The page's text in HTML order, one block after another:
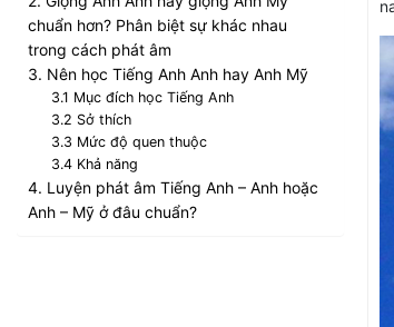
chuẩn hơn? Phân biệt sự khác nhau
trong cách phát âm
3. Nên học Tiếng Anh Anh hay Anh Mỹ
3.1 Mục đích học Tiếng Anh
3.2 Sở thích
3.3 Mức độ quen thuộc
3.4 Khả năng
4. Luyện phát âm Tiếng Anh – Anh hoặc
Anh – Mỹ ở đâu chuẩn?